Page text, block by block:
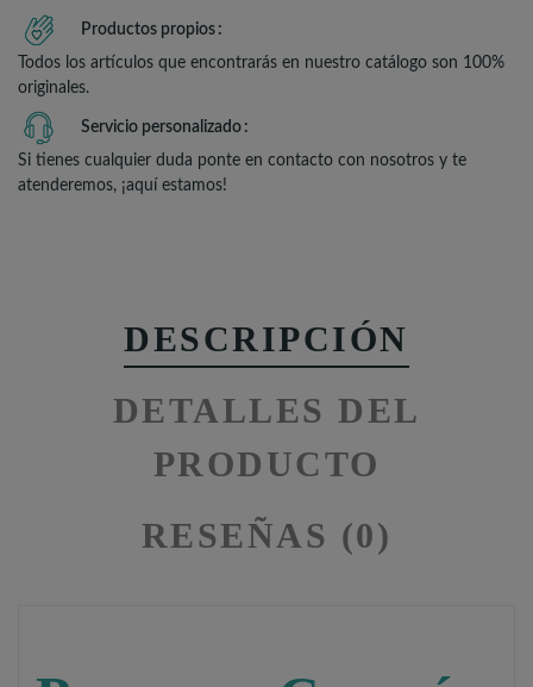
Productos propios
Todos los artículos que encontrarás en nuestro catálogo son 100%
originales.
Servicio personalizado
Si tienes cualquier duda ponte en contacto con nosotros y te
atenderemos, ¡aquí estamos!
DESCRIPCIÓN
DETALLES DEL
PRODUCTO
RESEÑAS (0)